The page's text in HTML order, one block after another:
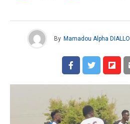
By Mamadou Alpha DIALLO